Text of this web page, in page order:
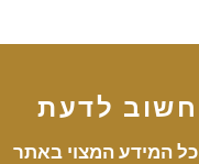
חשוב לדעת
כל המידע המצוי באתר